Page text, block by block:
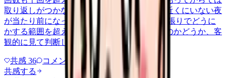
取り返しがつかないのに、応援を呼べる人が近くにいない夜
が当たり前になっています。 これは個人の頑張りでどうに
かする範囲を超えていないか、危ない職場なのかどうか、客
観的に見て判断したいです。
共感 36 コメント
共感する